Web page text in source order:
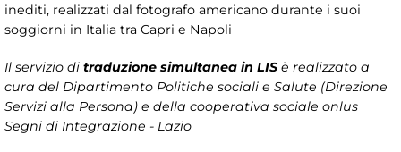
inediti, realizzati dal fotografo americano durante i suoi
soggiorni in Italia tra Capri e Napoli
Il servizio di traduzione simultanea in LIS è realizzato a
cura del Dipartimento Politiche sociali e Salute (Direzione
Servizi alla Persona) e della cooperativa sociale onlus
Segni di Integrazione - Lazio